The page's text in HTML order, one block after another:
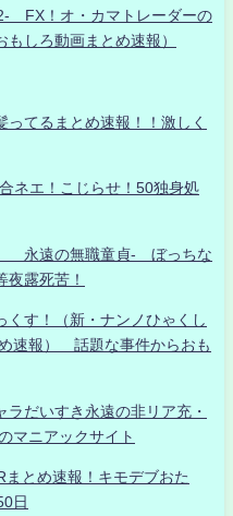
FX！オ・カマトレーダーの
しろ動画まとめ速報）
てるまとめ速報！！激しく
ネエ！こじらせ！50独身処
永遠の無職童貞- ぼっちな
夜露死苦！
くす！（新・ナンノひゃくし
速報） 話題な事件からおも
だいすき永遠の非リア充・
マニアックサイト
とめ速報！キモデブおた
日